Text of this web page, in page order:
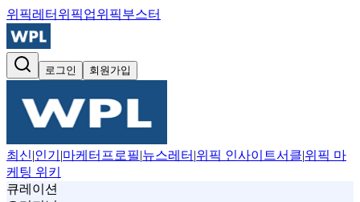
위픽레터 위픽업위픽부스터
로그인 회원가입
최신|인기 |마케터프로필|뉴스레터 |위픽 인사이트서클|위픽 마
케팅 위키
큐레이션